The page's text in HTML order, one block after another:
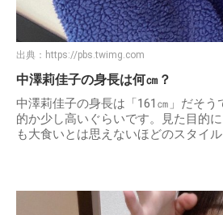
出典： https://pbs.twimg.com
中澤莉佳子の身長は何㎝？
中澤莉佳子の身長は「161㎝」だそう
的か少し高いぐらいです。見た目的
も大食いとは思えないほどのスタイル